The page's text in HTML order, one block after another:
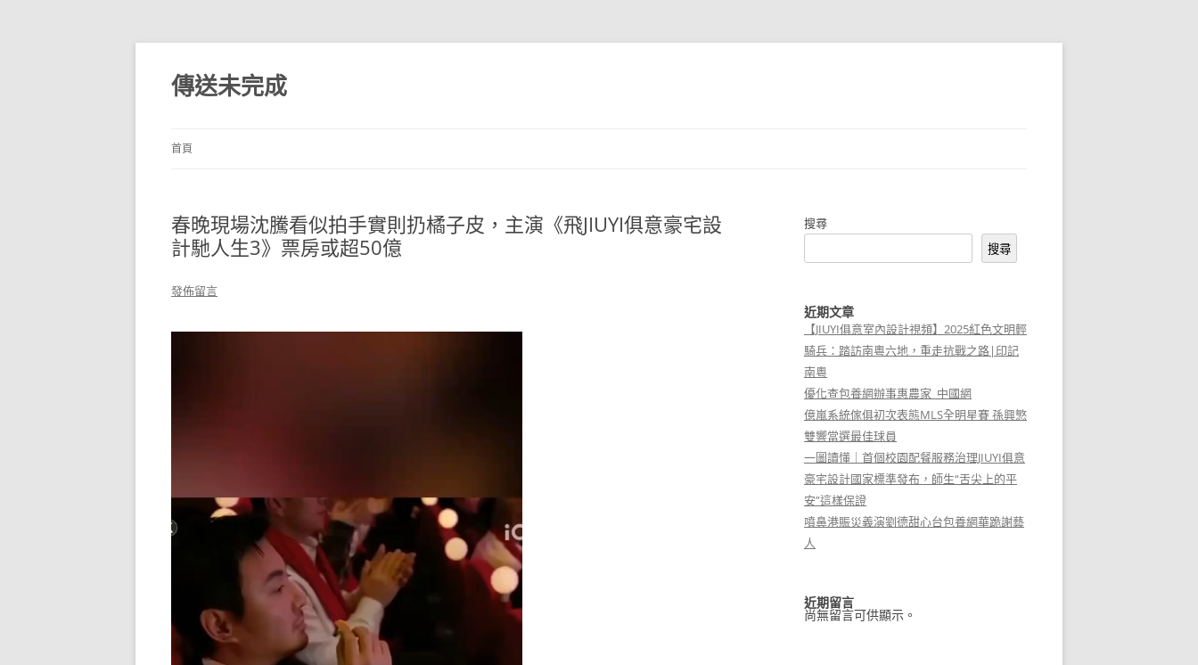
跳
主
要
內
傳送未完成
首頁
春晚現場沈騰看似拍手實則扔橘子皮，主演《飛JIUYI俱意豪宅設
計馳人生3》票房或超50億
發佈留言
搜尋
搜尋
近期文章
【JIUYI俱意室內設計視頻】2025紅色文明輕
騎兵：踏訪南粵六地，重走抗戰之路|印記
南粵
優化查包養網辦事惠農家_中國網
億嵐系統傢俱初次表態MLS全明星賽 孫興慜
雙響當選最佳球員
一圖讀懂｜首個校園配餐服務治理JIUYI俱意
豪宅設計國家標準發布，師生“舌尖上的平
安”這樣保證
噴鼻港賑災義演劉德甜心台包養網華跪謝藝
人
近期留言
尚無留言可供顯示。